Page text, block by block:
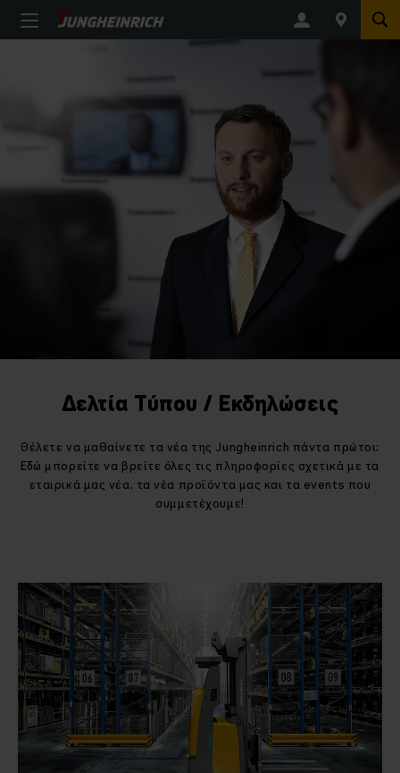
Δελτία Τύπου / Εκδηλώσεις
Θέλετε να μαθαίνετε τα νέα της Jungheinrich πάντα πρώτοι;
Εδώ μπορείτε να βρείτε όλες τις πληροφορίες σχετικά με τα
εταιρικά μας νέα, τα νέα προϊόντα μας και τα events που
συμμετέχουμε!